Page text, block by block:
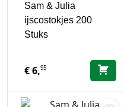
Sam & Julia
ijscostokjes 200
Stuks
€6,95